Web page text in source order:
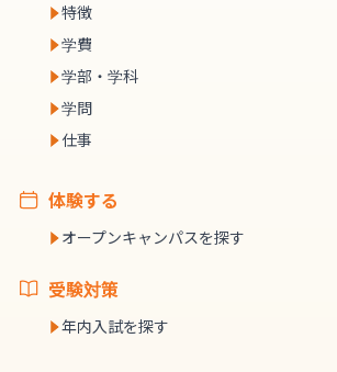
特徴
学費
学部・学科
学問
仕事
体験する
オープンキャンパスを探す
受験対策
年内入試を探す